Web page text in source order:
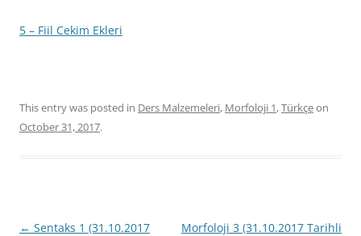
5 – Fiil Cekim Ekleri
This entry was posted in Ders Malzemeleri, Morfoloji 1,Türkçeon
October 31, 2017.
Post
← Sentaks 1 (31.10.2017
Morfoloji 3 (31.10.2017 Tarihli